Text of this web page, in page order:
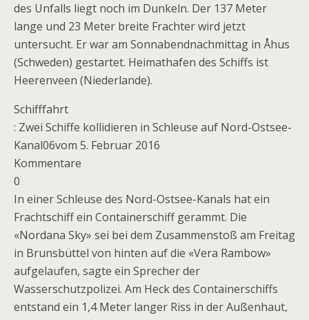
des Unfalls liegt noch im Dunkeln. Der 137 Meter
lange und 23 Meter breite Frachter wird jetzt
untersucht. Er war am Sonnabendnachmittag in Åhus
(Schweden) gestartet. Heimathafen des Schiffs ist
Heerenveen (Niederlande).
Schifffahrt
: Zwei Schiffe kollidieren in Schleuse auf Nord-Ostsee-
Kanal06vom 5. Februar 2016
Kommentare
0
In einer Schleuse des Nord-Ostsee-Kanals hat ein
Frachtschiff ein Containerschiff gerammt. Die
«Nordana Sky» sei bei dem Zusammenstoß am Freitag
in Brunsbüttel von hinten auf die «Vera Rambow»
aufgelaufen, sagte ein Sprecher der
Wasserschutzpolizei. Am Heck des Containerschiffs
entstand ein 1,4 Meter langer Riss in der Außenhaut,